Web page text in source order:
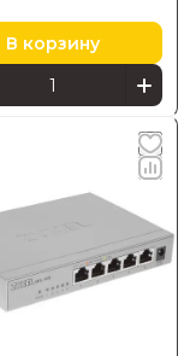
В корзину